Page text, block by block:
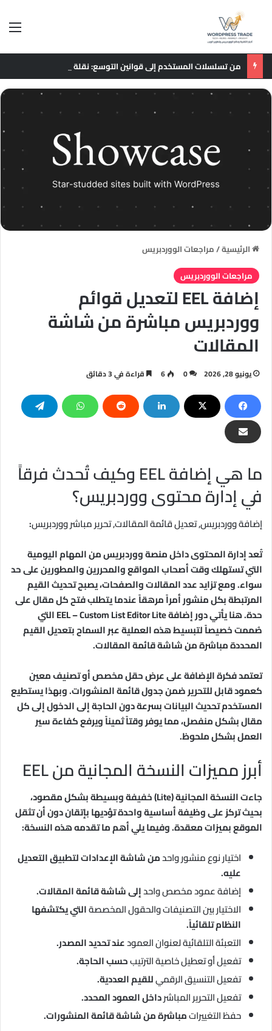
الرئيسية/مراجعات الووردبريس
مراجعات الووردبريس
إضافة EEL لتعديل قوائم
ووردبريس مباشرة من شاشة
المقالات
يونيو 28, 2026 0
6 قراءة في 3 دقائق
ما هي إضافة EEL وكيف تُحدث فرقاً
في إدارة محتوى ووردبريس؟
إضافة ووردبريس, تعديل قائمة المقالات, تحرير مباشر ووردبريس:
تُعد إدارة المحتوى داخل منصة ووردبريس من المهام اليومية
التي تستهلك وقت أصحاب المواقع والمحررين والمطورين على حد
سواء. ومع تزايد عدد المقالات والصفحات، يصبح تحديث القيم
المرتبطة بكل منشور أمراً مرهقاً عندما يتطلب فتح كل مقال على
حدة. هنا يأتي دور إضافة EEL – Custom List Editor Lite التي
صُممت خصيصاً لتبسيط هذه العملية عبر السماح بتعديل القيم
المحددة مباشرة من شاشة قائمة المقالات.
تعتمد فكرة الإضافة على عرض حقل مخصص أو تصنيف معين
كعمود قابل للتحرير ضمن جدول قائمة المنشورات. وبهذا يستطيع
المستخدم تحديث البيانات بسرعة دون الحاجة إلى الدخول إلى كل
مقال بشكل منفصل، مما يوفر وقتاً ثميناً ويرفع كفاءة سير
العمل بشكل ملحوظ.
أبرز مميزات النسخة المجانية من EEL
جاءت النسخة المجانية (Lite) خفيفة وبسيطة بشكل مقصود،
بحيث تركز على وظيفة أساسية واحدة تؤديها بإتقان دون أن تثقل
الموقع بميزات معقدة. وفيما يلي أهم ما تقدمه هذه النسخة:
اختيار نوع منشور واحدمن شاشة الإعدادات لتطبيق التعديل
عليه.
إضافة عمود مخصص واحدإلى شاشة قائمة المقالات.
الاختيار بين التصنيفات والحقول المخصصةالتي يكتشفها
النظام تلقائياً.
التعبئة التلقائية لعنوان العمودعند تحديد المصدر.
تفعيل أو تعطيل خاصية الترتيبحسب الحاجة.
تفعيل التنسيق الرقميللقيم العددية.
تفعيل التحرير المباشرداخل العمود المحدد.
حفظ التغييراتمباشرة من شاشة قائمة المنشورات.